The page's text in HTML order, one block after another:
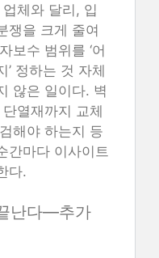
체와 달리, 입
쟁을 크게 줄여
보수 범위를 ‘어
’ 정하는 것 자체
않은 일이다. 벽
열재까지 교체
해야 하는지 등
간마다 이사이트
다.
난다—추가